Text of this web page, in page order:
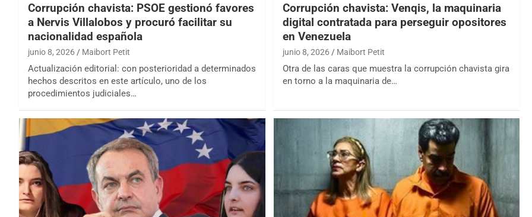
Corrupción chavista: PSOE gestionó favores
a Nervis Villalobos y procuró facilitar su
nacionalidad española
junio 8, 2026 Maibort Petit
Actualización editorial: con posterioridad a determinados
hechos descritos en este artículo, uno de los
procedimientos judiciales…
Corrupción chavista: Venqis, la maquinaria
digital contratada para perseguir opositores
en Venezuela
junio 8, 2026 Maibort Petit
Otra de las caras que muestra la corrupción chavista gira
en torno a la maquinaria de…